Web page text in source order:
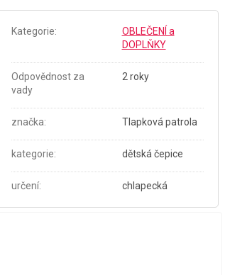
Kategorie:
OBLEČENÍ a
DOPLŇKY
Odpovědnost za
vady
2 roky
značka: Tlapková patrola
kategorie: dětská čepice
určení: chlapecká